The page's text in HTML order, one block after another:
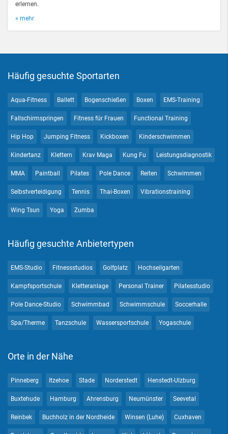
erlernen.
» mehr
Häufig gesuchte Sportarten
Aqua-Fitness Ballett Bogenschießen Boxen EMS-Training
Fallschirmspringen Fitness für Frauen Functional Training
Hip Hop Jumping Fitness Kickboxen Kinderschwimmen
Kindertanz Klettern Krav Maga Kung Fu Leistungsdiagnostik
MMA Paintball Pilates Pole Dance Reiten Schwimmen
Selbstverteidigung Tennis Thai-Boxen Vibrationstraining
Wing Tsun Yoga Zumba
Häufig gesuchte Anbietertypen
EMS-Studio Fitnessstudios Golfplatz Hochseilgarten
Kampfsportschule Kletteranlage Personal Trainer Pilatesstudio
Pole Dance-Studio Schwimmbad Schwimmschule Soccerhalle
Spa/Therme Tanzschule Wassersportschule Yogaschule
Orte in der Nähe
Pinneberg Itzehoe Stade Norderstedt Henstedt-Ulzburg
Buxtehude Hamburg Ahrensburg Neumünster Seevetal
Reinbek Buchholz in der Nordheide Winsen (Luhe) Cuxhaven